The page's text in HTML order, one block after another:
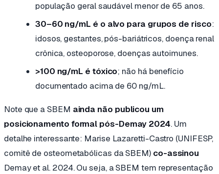
população geral saudável menor de 65 anos.
30–60 ng/mL é o alvo para grupos de risco:
idosos, gestantes, pós-bariátricos, doença renal
crônica, osteoporose, doenças autoimunes.
>100 ng/mL é tóxico; não há benefício
documentado acima de 60 ng/mL.
Note que a SBEM ainda não publicou um
posicionamento formal pós-Demay 2024. Um
detalhe interessante: Marise Lazaretti-Castro (UNIFESP,
comitê de osteometabólicas da SBEM) co-assinou
Demay et al. 2024. Ou seja, a SBEM tem representação